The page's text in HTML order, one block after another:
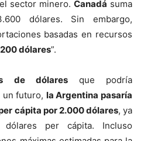
sector minero. Canadá suma
dólares. Sin embargo,
basadas en recursos
dólares”.
de dólaresque podría
un futuro, la Argentina pasaría
cápita por 2.000 dólares, ya
per cápita. Incluso